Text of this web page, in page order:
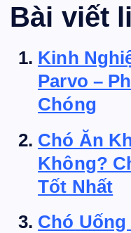
Bài viết
Kinh
Parvo –
Chóng
Chó Ăn
Không?
Tốt Nhất
Chó